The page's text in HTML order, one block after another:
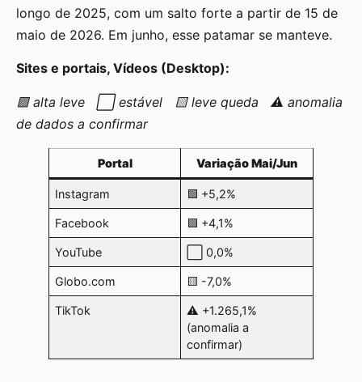
longo de 2025, com um salto forte a partir de 15 de
maio de 2026. Em junho, esse patamar se manteve.
Sites e portais, Vídeos (Desktop):
🟩 alta leve ⬜ estável 🟨 leve queda ⚠️ anomalia
de dados a confirmar
Portal Variação Mai/Jun
Instagram 🟩 +5,2%
Facebook 🟩 +4,1%
YouTube ⬜ 0,0%
Globo.com 🟨 -7,0%
TikTok
⚠️ +1.265,1%
(anomalia a
confirmar)